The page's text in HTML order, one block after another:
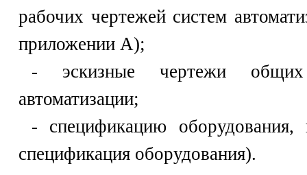
рабочих чертежей систем
приложении А);
- эскизные чертежи
автоматизации;
- спецификацию
спецификация оборудования).